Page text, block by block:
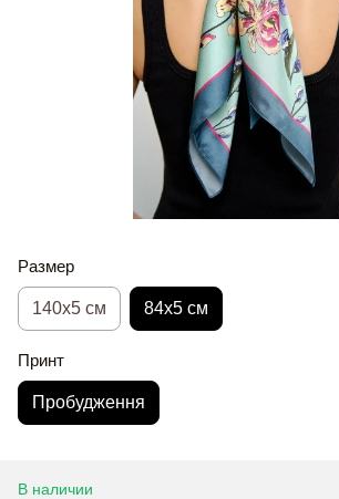
Размер
140х5 см 84х5 см
Принт
Пробудження
В наличии